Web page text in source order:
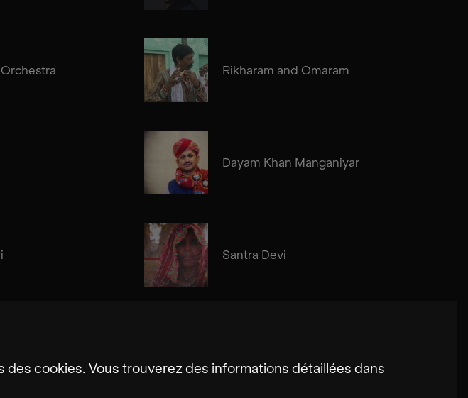
cookies. Vous trouverez des informations détaillées dans
Rikharam and Omaram
Dayam Khan Manganiyar
Santra Devi